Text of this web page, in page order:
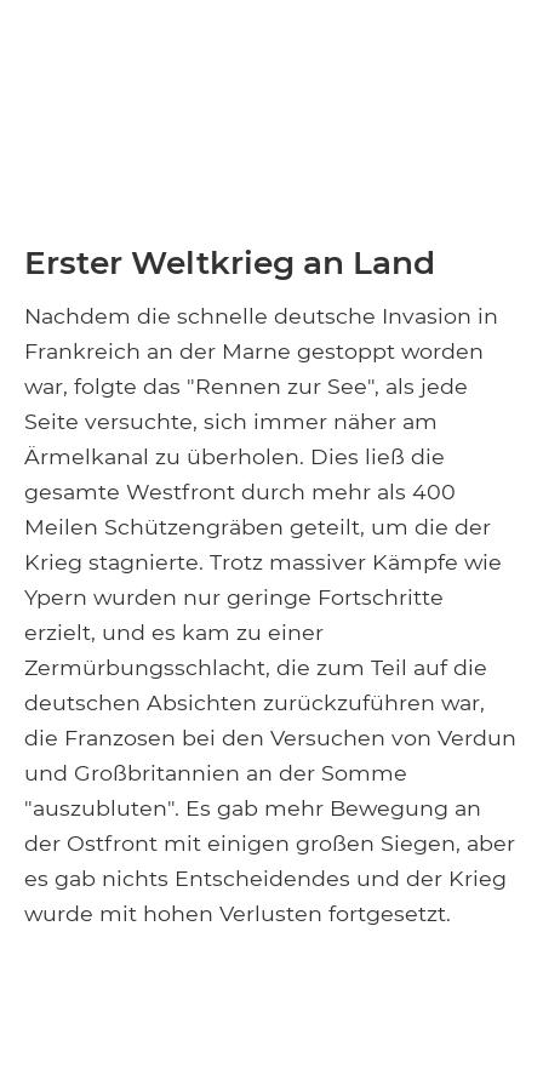
Erster Weltkrieg an Land
Nachdem die schnelle deutsche Invasion in
Frankreich an der Marne gestoppt worden
war, folgte das "Rennen zur See", als jede
Seite versuchte, sich immer näher am
Ärmelkanal zu überholen. Dies ließ die
gesamte Westfront durch mehr als 400
Meilen Schützengräben geteilt, um die der
Krieg stagnierte. Trotz massiver Kämpfe wie
Ypern wurden nur geringe Fortschritte
erzielt, und es kam zu einer
Zermürbungsschlacht, die zum Teil auf die
deutschen Absichten zurückzuführen war,
die Franzosen bei den Versuchen von Verdun
und Großbritannien an der Somme
"auszubluten". Es gab mehr Bewegung an
der Ostfront mit einigen großen Siegen, aber
es gab nichts Entscheidendes und der Krieg
wurde mit hohen Verlusten fortgesetzt.